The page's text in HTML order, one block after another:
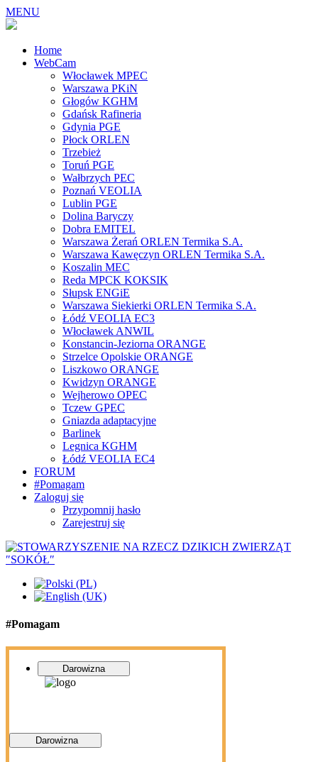
MENU
Home
WebCam
Włocławek MPEC
Warszawa PKiN
Głogów KGHM
Gdańsk Rafineria
Gdynia PGE
Płock ORLEN
Trzebież
Toruń PGE
Wałbrzych PEC
Poznań VEOLIA
Lublin PGE
Dolina Baryczy
Dobra EMITEL
Warszawa Żerań ORLEN Termika S.A.
Warszawa Kawęczyn ORLEN Termika S.A.
Koszalin MEC
Reda MPCK KOKSIK
Słupsk ENGiE
Warszawa Siekierki ORLEN Termika S.A.
Łódź VEOLIA EC3
Włocławek ANWIL
Konstancin-Jeziorna ORANGE
Strzelce Opolskie ORANGE
Liszkowo ORANGE
Kwidzyn ORANGE
Wejherowo OPEC
Tczew GPEC
Gniazda adaptacyjne
Barlinek
Legnica KGHM
Łódź VEOLIA EC4
FORUM
#Pomagam
Zaloguj się
Przypomnij hasło
Zarejestruj się
#Pomagam
Darowizna
Darowizna